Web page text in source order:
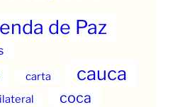
de Paz
carta cauca
coca